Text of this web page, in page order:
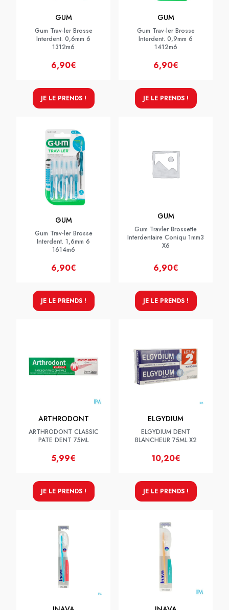
GUM
Gum Trav-ler Brosse
Interdent. 0,6mm 6
1312m6
6,90€
JE LE PRENDS !
GUM
Gum Trav-ler Brosse
Interdent. 0,9mm 6
1412m6
6,90€
JE LE PRENDS !
GUM
Gum Trav-ler Brosse
Interdent. 1,6mm 6
1614m6
6,90€
JE LE PRENDS !
GUM
Gum Travler Brossette
Interdentaire Coniqu 1mm3
X6
6,90€
JE LE PRENDS !
ARTHRODONT
ARTHRODONT CLASSIC
PATE DENT 75ML
5,99€
JE LE PRENDS !
ELGYDIUM
ELGYDIUM DENT
BLANCHEUR 75ML X2
10,20€
JE LE PRENDS !